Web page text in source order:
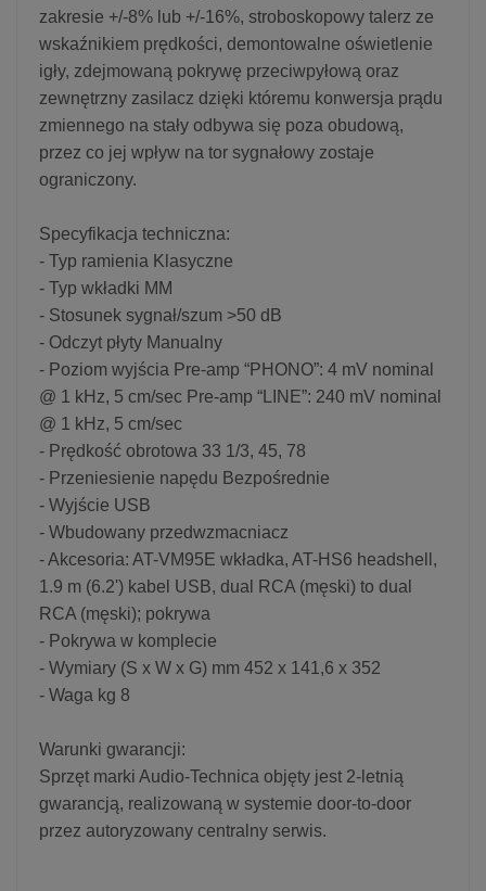
zakresie +/-8% lub +/-16%, stroboskopowy talerz ze
wskaźnikiem prędkości, demontowalne oświetlenie
igły, zdejmowaną pokrywę przeciwpyłową oraz
zewnętrzny zasilacz dzięki któremu konwersja prądu
zmiennego na stały odbywa się poza obudową,
przez co jej wpływ na tor sygnałowy zostaje
ograniczony.
Specyfikacja techniczna:
- Typ ramienia Klasyczne
- Typ wkładki MM
- Stosunek sygnał/szum >50 dB
- Odczyt płyty Manualny
- Poziom wyjścia Pre-amp “PHONO”: 4 mV nominal
@ 1 kHz, 5 cm/sec Pre-amp “LINE”: 240 mV nominal
@ 1 kHz, 5 cm/sec
- Prędkość obrotowa 33 1/3, 45, 78
- Przeniesienie napędu Bezpośrednie
- Wyjście USB
- Wbudowany przedwzmacniacz
- Akcesoria: AT-VM95E wkładka, AT-HS6 headshell,
1.9 m (6.2') kabel USB, dual RCA (męski) to dual
RCA (męski); pokrywa
- Pokrywa w komplecie
- Wymiary (S x W x G) mm 452 x 141,6 x 352
- Waga kg 8
Warunki gwarancji:
Sprzęt marki Audio-Technica objęty jest 2-letnią
gwarancją, realizowaną w systemie door-to-door
przez autoryzowany centralny serwis.